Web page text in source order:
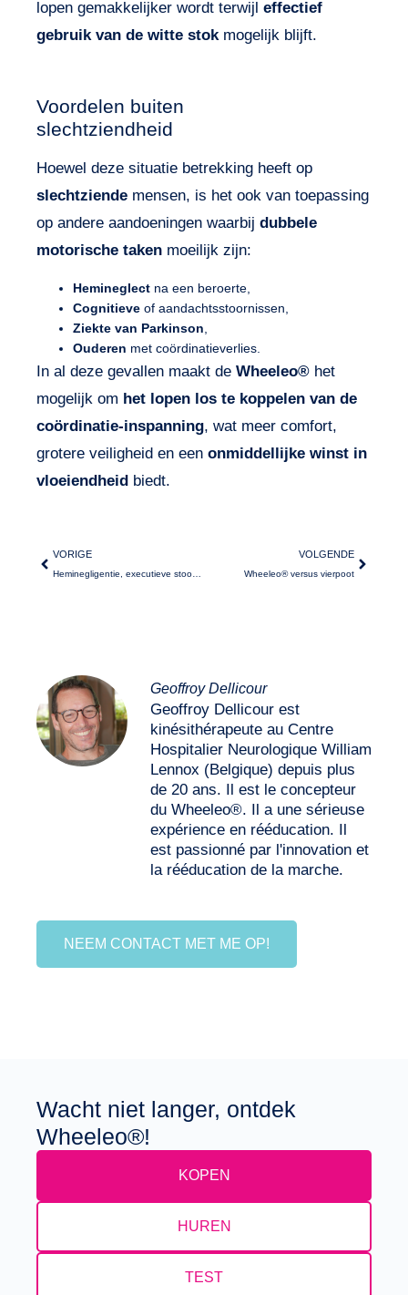
lopen gemakkelijker wordt terwijl effectief
gebruik van de witte stokmogelijk blijft.
Voordelen buiten
slechtziendheid
Hoewel deze situatie betrekking heeft op
slechtziende mensen, is het ook van toepassing
op andere aandoeningen waarbij dubbele
motorische taken moeilijk zijn:
Hemineglect na een beroerte,
Cognitieve of aandachtsstoornissen,
Ziekte van Parkinson
Ouderen met coördinatieverlies.
In al deze gevallen maakt de Wheeleo® het
mogelijk om het lopen los te koppelen van de
coördinatie-inspanning, wat meer comfort,
grotere veiligheid en een onmiddellijke winst in
vloeiendheid biedt.
VORIGE VOLGENDE
Wheeleo® versus vierpoot
Geoffroy Dellicour
Geoffroy Dellicour est
kinésithérapeute au Centre
Hospitalier Neurologique William
Lennox (Belgique) depuis plus
de 20 ans. Il est le concepteur
du Wheeleo®. Il a une sérieuse
expérience en rééducation. Il
est passionné par l'innovation et
la rééducation de la marche.
NEEM CONTACT MET ME OP!
Wacht niet langer, ontdek
Wheeleo®!
KOPEN
HUREN
TEST